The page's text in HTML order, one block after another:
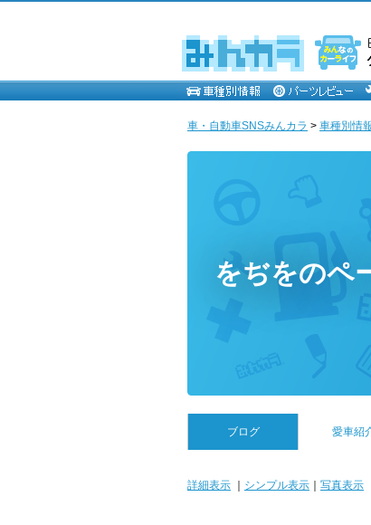
車・自動車SNSみんカラ > 車種別情
をぢをのペ
ブログ 愛車紹
詳細表示 シンプル表示 写真表示